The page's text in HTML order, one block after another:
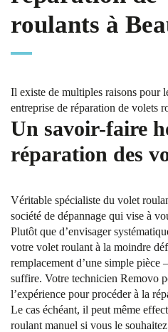
roulants à
Il existe de multiples raisons pour
entreprise de réparation de volets
Un savoir-faire
réparation des
Véritable spécialiste du volet
société de dépannage qui vise à
Plutôt que d’envisager
votre volet roulant à la moindre
remplacement d’une simple
suffire. Votre technicien Removo
l’expérience pour procéder à la
Le cas échéant, il peut même
roulant manuel si vous le